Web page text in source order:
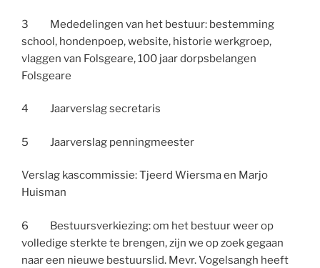
3 Mededelingen van het bestuur: bestemming
school, hondenpoep, website, historie werkgroep,
vlaggen van Folsgeare, 100 jaar dorpsbelangen
Folsgeare
4 Jaarverslag secretaris
5 Jaarverslag penningmeester
Verslag kascommissie: Tjeerd Wiersma en Marjo
Huisman
6 Bestuursverkiezing: om het bestuur weer op
volledige sterkte te brengen, zijn we op zoek gegaan
naar een nieuwe bestuurslid. Mevr. Vogelsangh heeft